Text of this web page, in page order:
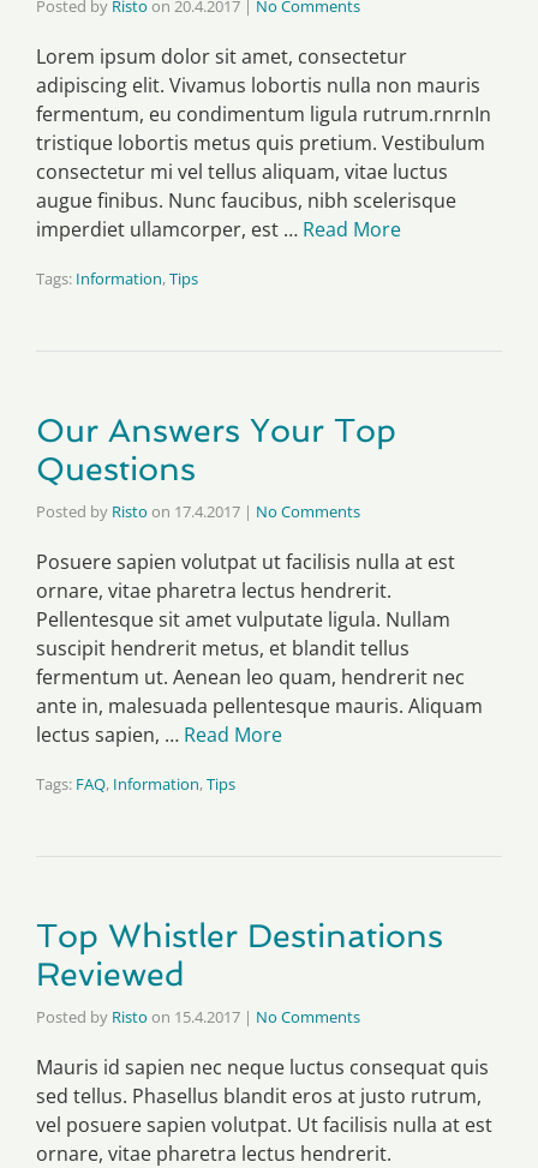
Posted by Risto on 20.4.2017 | No Comments
Lorem ipsum dolor sit amet, consectetur
adipiscing elit. Vivamus lobortis nulla non mauris
fermentum, eu condimentum ligula rutrum.rnrnIn
tristique lobortis metus quis pretium. Vestibulum
consectetur mi vel tellus aliquam, vitae luctus
augue finibus. Nunc faucibus, nibh scelerisque
imperdiet ullamcorper, est … Read More
Tags: Information,Tips
Our Answers Your Top
Questions
Posted by Risto on 17.4.2017 | No Comments
Posuere sapien volutpat ut facilisis nulla at est
ornare, vitae pharetra lectus hendrerit.
Pellentesque sit amet vulputate ligula. Nullam
suscipit hendrerit metus, et blandit tellus
fermentum ut. Aenean leo quam, hendrerit nec
ante in, malesuada pellentesque mauris. Aliquam
lectus sapien, … Read More
Tags: FAQ, Information,Tips
Top Whistler Destinations
Reviewed
Posted by Risto on 15.4.2017 | No Comments
Mauris id sapien nec neque luctus consequat quis
sed tellus. Phasellus blandit eros at justo rutrum,
vel posuere sapien volutpat. Ut facilisis nulla at est
ornare, vitae pharetra lectus hendrerit.